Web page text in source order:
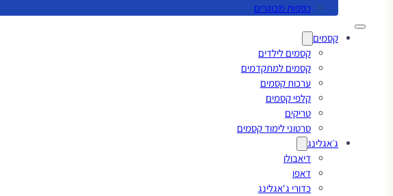
כפפות מבוגרים
קסמים
קסמים לילדים
קסמים למתקדמים
ערכות קסמים
קלפי קסמים
טריקים
סרטוני לימוד קסמים
ג׳אגלינג
דיאבולו
דאפו
כדורי ג'אגלינג